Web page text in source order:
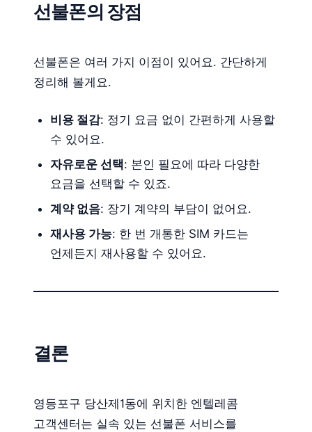
선불폰의 장점
선불폰은 여러 가지 이점이 있어요. 간단하게
정리해 볼게요.
비용 절감: 정기 요금 없이 간편하게 사용할
수 있어요.
자유로운 선택: 본인 필요에 따라 다양한
요금을 선택할 수 있죠.
계약 없음: 장기 계약의 부담이 없어요.
재사용 가능: 한 번 개통한 SIM 카드는
언제든지 재사용할 수 있어요.
결론
영등포구 당산제1동에 위치한 엔텔레콤
고객센터는 실속 있는 선불폰 서비스를